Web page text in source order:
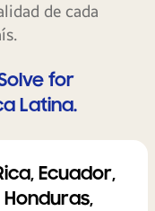
de cada
for
Latina.
Ecuador,